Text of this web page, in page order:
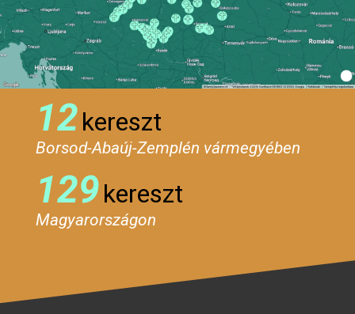
12kereszt
Borsod-Abaúj-Zemplén vármegyében
129kereszt
Magyarországon